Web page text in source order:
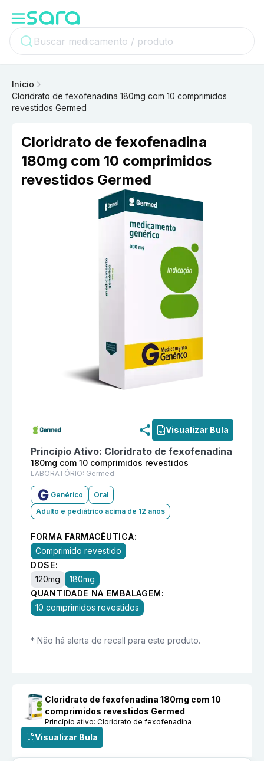
Início
Cloridrato de fexofenadina 180mg com 10 comprimidos
revestidos Germed
Cloridrato de fexofenadina
180mg com 10 comprimidos
revestidos Germed
Visualizar Bula
Princípio Ativo: Cloridrato de fexofenadina
180mg com 10 comprimidos revestidos
LABORATÓRIO: Germed
Genérico
Oral
Adulto e pediátrico acima de 12 anos
FORMA FARMACÊUTICA:
Comprimido revestido
DOSE:
120mg
180mg
QUANTIDADE NA EMBALAGEM:
10 comprimidos revestidos
* Não há alerta de recall para este produto.
Cloridrato de fexofenadina 180mg com 10
comprimidos revestidos Germed
Princípio ativo:Cloridrato de fexofenadina
Visualizar Bula